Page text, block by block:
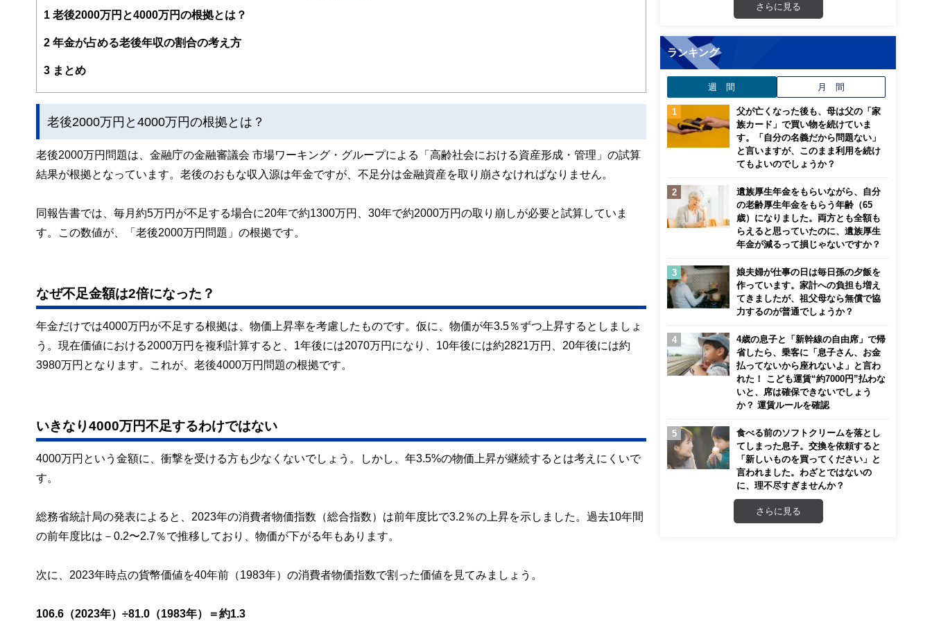
案から記事掲載まですべての工程に関わることで、読者目線のコンテンツを追求しています。
FinancialFieldの特徴は、ファイナンシャルプランナー、弁護士、税理士、宅地建物取引士、相続診断士、住宅ローンアドバイザー、DCプランナ
ー、公認会計士、社会保険労務士、行政書士、投資アナリスト、キャリアコンサルタントなど150名以上の有資格者を執筆者・監修者として迎
私たちは、快適でより良い生活のアイデアを提供するお金のコンシェルジュを目指します。
1 老後2000万円と4000万円の根拠とは？
2 年金が占める老後年収の割合の考え方
3 まとめ
老後2000万円と4000万円の根拠とは？
老後2000万円問題は、金融庁の金融審議会 市場ワーキング・グループによる「高齢社会における資産形成・管理」の試算
結果が根拠となっています。老後のおもな収入源は年金ですが、不足分は金融資産を取り崩さなければなりません。
同報告書では、毎月約5万円が不足する場合に20年で約1300万円、30年で約2000万円の取り崩しが必要と試算していま
す。この数値が、「老後2000万円問題」の根拠です。
なぜ不足金額は2倍になった？
年金だけでは4000万円が不足する根拠は、物価上昇率を考慮したものです。仮に、物価が年3.5％ずつ上昇するとしましょ
う。現在価値における2000万円を複利計算すると、1年後には2070万円になり、10年後には約2821万円、20年後には約
3980万円となります。これが、老後4000万円問題の根拠です。
いきなり4000万円不足するわけではない
4000万円という金額に、衝撃を受ける方も少なくないでしょう。しかし、年3.5%の物価上昇が継続するとは考えにくいで
す。
総務省統計局の発表によると、2023年の消費者物価指数（総合指数）は前年度比で3.2％の上昇を示しました。過去10年間
の前年度比は－0.2〜2.7％で推移しており、物価が下がる年もあります。
次に、2023年時点の貨幣価値を40年前（1983年）の消費者物価指数で割った価値を見てみましょう。
106.6（2023年）÷81.0（1983年）＝約1.3
さらに見る
ランキング
週 間 月 間
父が亡くなった後も、母は父の「家
族カード」で買い物を続けていま
す。「自分の名義だから問題ない」
と言いますが、このまま利用を続け
てもよいのでしょうか？
遺族厚生年金をもらいながら、自分
の老齢厚生年金をもらう年齢（65
歳）になりました。両方とも全額も
らえると思っていたのに、遺族厚生
年金が減るって損じゃないですか？
娘夫婦が仕事の日は毎日孫の夕飯を
作っています。家計への負担も増え
てきましたが、祖父母なら無償で協
力するのが普通でしょうか？
4歳の息子と「新幹線の自由席」で帰
省したら、乗客に「息子さん、お金
払ってないから座れないよ」と言わ
れた！ こども運賃“約7000円”払わな
いと、席は確保できないでしょう
か？ 運賃ルールを確認
食べる前のソフトクリームを落とし
てしまった息子。交換を依頼すると
「新しいものを買ってください」と
言われました。わざとではないの
に、理不尽すぎませんか？
さらに見る